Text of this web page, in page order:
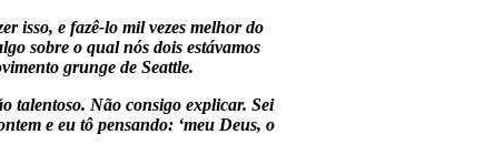
isso, e fazê-lo mil vezes melhor do
sobre o qual nós dois estávamos
grunge de Seattle.
talentoso. Não consigo explicar. Sei
e eu tô pensando: ‘meu Deus, o